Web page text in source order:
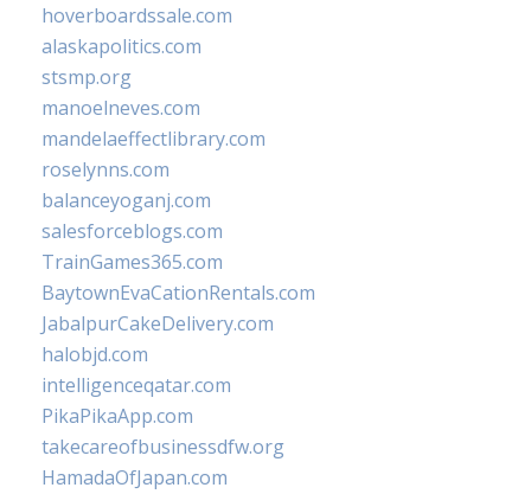
hoverboardssale.com
alaskapolitics.com
stsmp.org
manoelneves.com
mandelaeffectlibrary.com
roselynns.com
balanceyoganj.com
salesforceblogs.com
TrainGames365.com
BaytownEvaCationRentals.com
JabalpurCakeDelivery.com
halobjd.com
intelligenceqatar.com
PikaPikaApp.com
takecareofbusinessdfw.org
HamadaOfJapan.com